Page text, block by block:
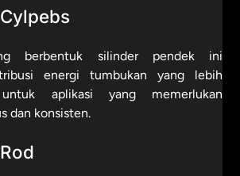
berbentuk silinder pendek ini
energi tumbukan yang lebih
aplikasi yang memerlukan
dan konsisten.